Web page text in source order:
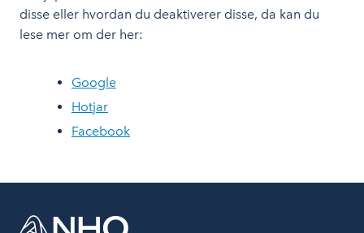
disse eller hvordan du deaktiverer disse, da kan du
lese mer om der her:
Google
Hotjar
Facebook